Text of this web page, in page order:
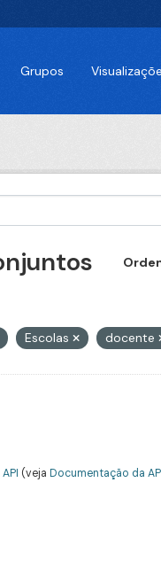
Grupos
Escolas docente
API (veja Documentação da